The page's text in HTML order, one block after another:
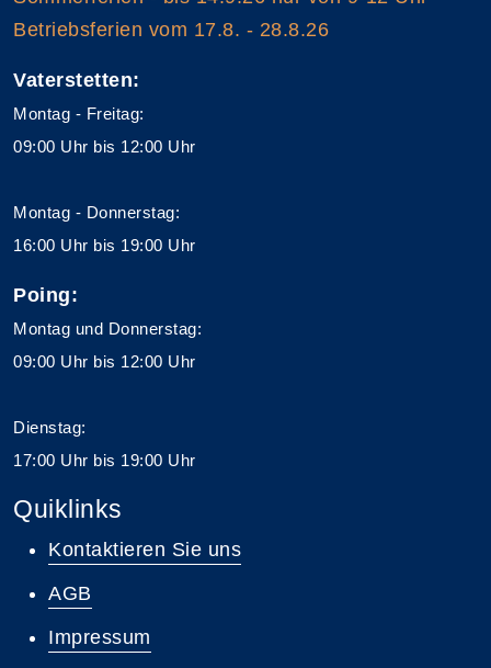
Betriebsferien vom 17.8. - 28.8.26
Vaterstetten:
Montag - Freitag:
09:00 Uhr bis 12:00 Uhr
Montag - Donnerstag:
16:00 Uhr bis 19:00 Uhr
Poing:
Montag und Donnerstag:
09:00 Uhr bis 12:00 Uhr
Dienstag:
17:00 Uhr bis 19:00 Uhr
Quiklinks
Kontaktieren Sie uns
AGB
Impressum